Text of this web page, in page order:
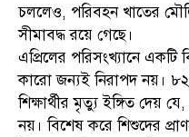
চললেও, পরিবহন খাতের
সীমাবদ্ধ রয়ে গেছে।
এপ্রিলের পরিসংখ্যানে
কারো জন্যই নিরাপদ নয়।
শিক্ষার্থীর মৃত্যু ইঙ্গিত দেয়
নয়। বিশেষ করে শিশুদের